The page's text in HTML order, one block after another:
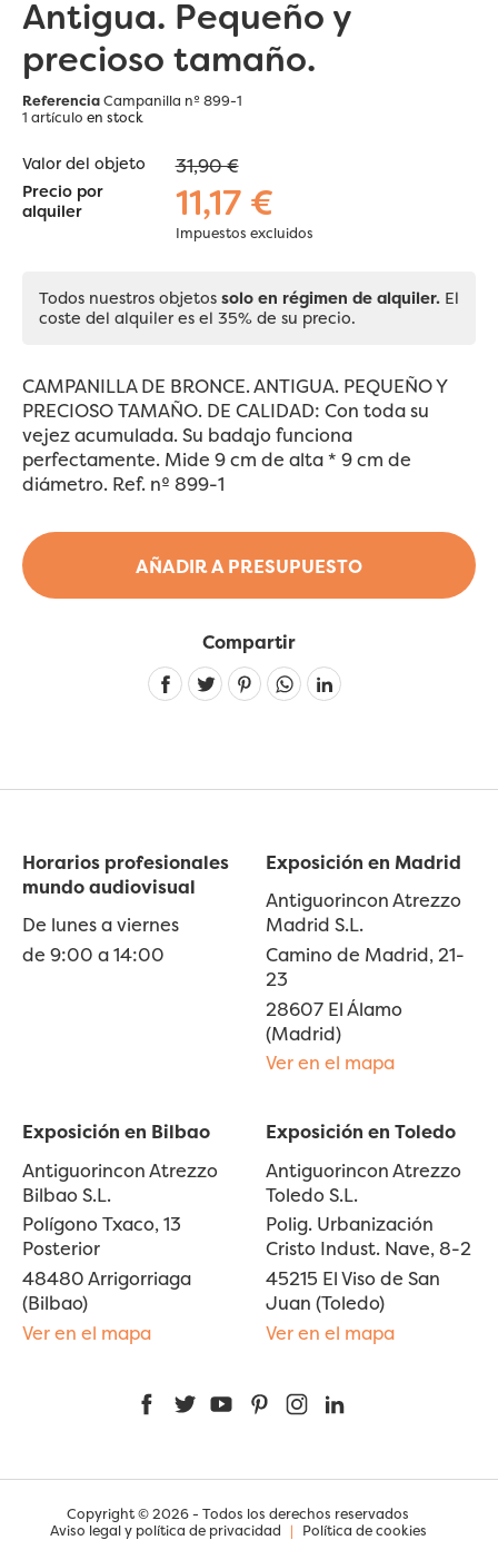
Antigua. Pequeño y
precioso tamaño.
ReferenciaCampanilla nº 899-1
1 artículo en stock
AÑADIR A PRESUPUESTO
Valor del objeto 31,90 €
Precio por
alquiler
11,17 €
Impuestos excluidos
Todos nuestros objetos solo en régimen de alquiler. El
coste del alquiler es el 35% de su precio.
CAMPANILLA DE BRONCE. ANTIGUA. PEQUEÑO Y
PRECIOSO TAMAÑO. DE CALIDAD: Con toda su
vejez acumulada. Su badajo funciona
perfectamente. Mide 9 cm de alta * 9 cm de
diámetro. Ref. nº 899-1
Compartir
Linkedin
Horarios profesionales
mundo audiovisual
De lunes a viernes
de 9:00 a 14:00
Exposición en Madrid
Antiguorincon Atrezzo
Madrid S.L.
Camino de Madrid, 21-
23
28607 El Álamo
(Madrid)
Ver en el mapa
Exposición en Bilbao
Antiguorincon Atrezzo
Bilbao S.L.
Polígono Txaco, 13
Posterior
48480 Arrigorriaga
(Bilbao)
Ver en el mapa
Exposición en Toledo
Antiguorincon Atrezzo
Toledo S.L.
Polig. Urbanización
Cristo Indust. Nave, 8-2
45215 El Viso de San
Juan (Toledo)
Ver en el mapa
FacebookTwitterYouTubePinterestInstagram
Copyright © 2026 - Todos los derechos reservados
Aviso legal y política de privacidad | Política de cookies